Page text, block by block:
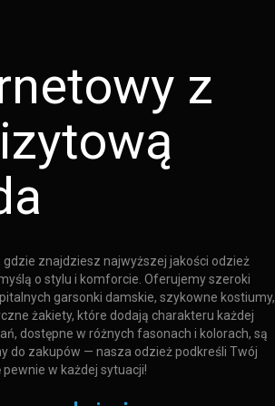
z
znajdziesz najwyższej jakości odzież
o stylu i komforcie. Oferujemy szeroki
garsonki damskie, szykowne kostiumy,
żakiety, które dodają charakteru każdej
dostępne w różnych fasonach i kolorach, są
do zakupów — nasza odzież podkreśli Twój
w każdej sytuacji!